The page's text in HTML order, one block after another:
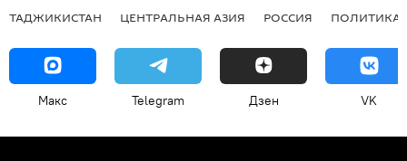
ТАДЖИКИСТАН ЦЕНТРАЛЬНАЯ АЗИЯ РОССИЯ ПОЛИТИКА
Макс Telegram Дзен VK